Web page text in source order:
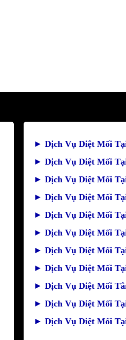
►Dịch Vụ Diệt Mối
►Dịch Vụ Diệt Mối
►Dịch Vụ Diệt Mối
►Dịch Vụ Diệt Mối
►Dịch Vụ Diệt Mối
►Dịch Vụ Diệt Mối
►Dịch Vụ Diệt Mối
►Dịch Vụ Diệt Mối
►Dịch Vụ Diệt Mối
►Dịch Vụ Diệt Mối
►Dịch Vụ Diệt Mối